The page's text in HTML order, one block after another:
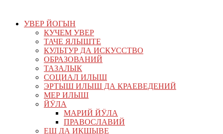
УВЕР ЙОГЫН
КУЧЕМ УВЕР
ТАЧЕ ЯЛЫШТЕ
КУЛЬТУР ДА ИСКУССТВО
ОБРАЗОВАНИЙ
ТАЗАЛЫК
СОЦИАЛ ИЛЫШ
ЭРТЫШ ИЛЫШ ДА КРАЕВЕДЕНИЙ
МЕР ИЛЫШ
ЙӰЛА
МАРИЙ ЙӰЛА
ПРАВОСЛАВИЙ
ЕШ ДА ИКШЫВЕ